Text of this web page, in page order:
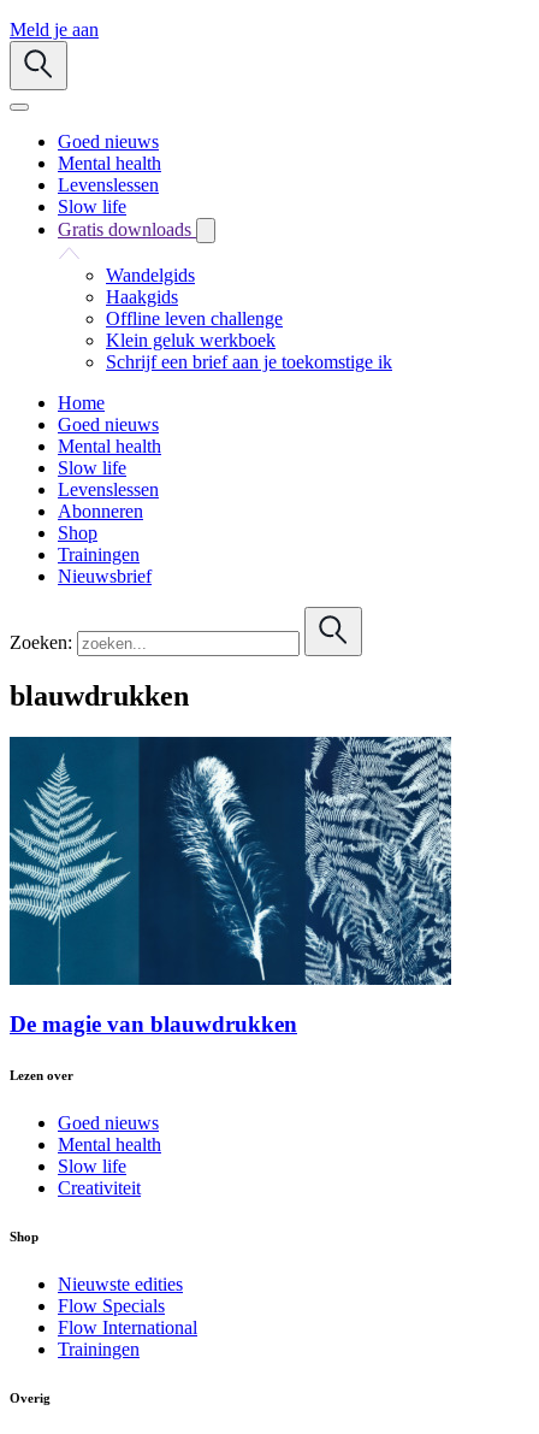
Meld je aan
Goed nieuws
Mental health
Levenslessen
Slow life
Gratis downloads
Wandelgids
Haakgids
Offline leven challenge
Klein geluk werkboek
Schrijf een brief aan je toekomstige ik
Home
Goed nieuws
Mental health
Slow life
Levenslessen
Abonneren
Shop
Trainingen
Nieuwsbrief
Zoeken:
blauwdrukken
De magie van blauwdrukken
Lezen over
Goed nieuws
Mental health
Slow life
Creativiteit
Shop
Nieuwste edities
Flow Specials
Flow International
Trainingen
Overig